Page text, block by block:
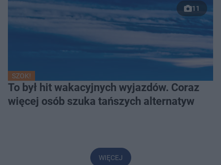
11
SZOK!
To był hit wakacyjnych wyjazdów. Coraz
więcej osób szuka tańszych alternatyw
WIĘCEJ